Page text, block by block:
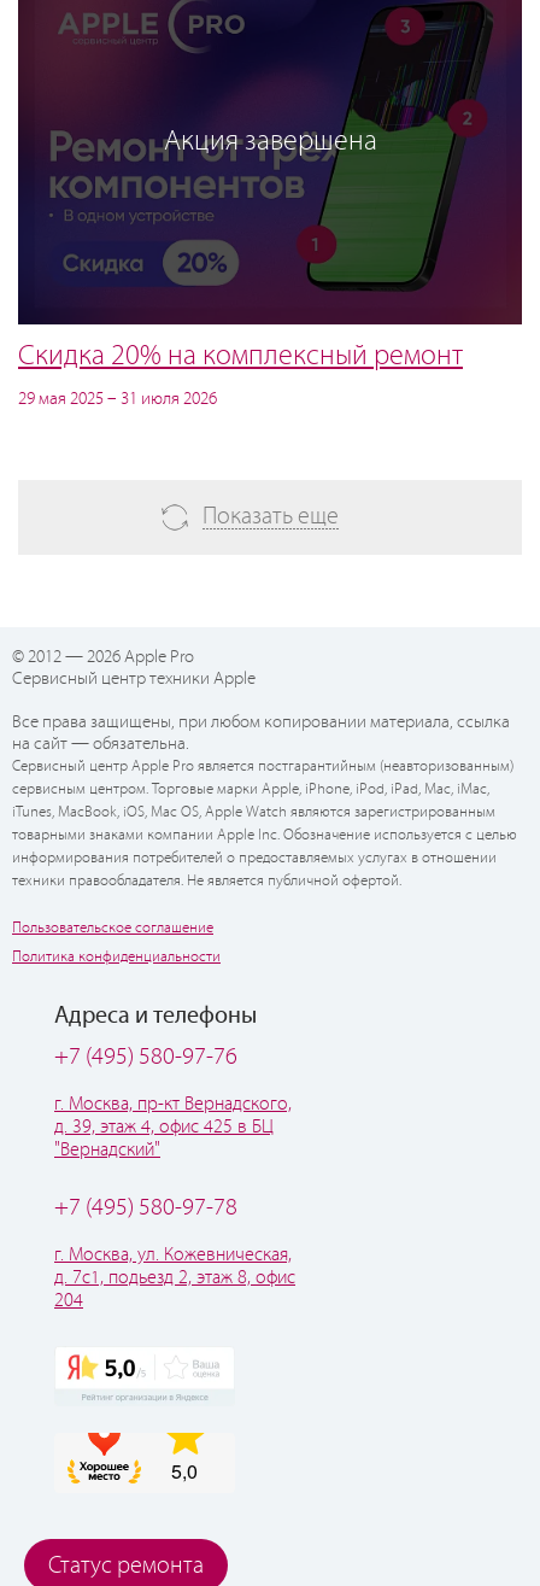
Акция завершена
Скидка 20% на комплексный ремонт
29 мая 2025 – 31 июля 2026
Показать еще
© 2012 — 2026 Apple Pro
Сервисный центр техники Apple
Все права защищены, при любом копировании материала, ссылка
на сайт — обязательна.
Сервисный центр Apple Pro является постгарантийным (неавторизованным)
сервисным центром. Торговые марки Apple, iPhone, iPod, iPad, Mac, iMac,
iTunes, MacBook, iOS, Mac OS, Apple Watch являются зарегистрированным
товарными знаками компании Apple Inc. Обозначение используется с целью
информирования потребителей о предоставляемых услугах в отношении
техники правообладателя. Не является публичной офертой.
Пользовательское соглашение
Политика конфиденциальности
Адреса и телефоны
+7 (495) 580-97-76
г. Москва, пр-кт Вернадского,
д. 39, этаж 4, офис 425 в БЦ
"Вернадский"
+7 (495) 580-97-78
г. Москва, ул. Кожевническая,
д. 7с1, подьезд 2, этаж 8, офис
204
Статус ремонта